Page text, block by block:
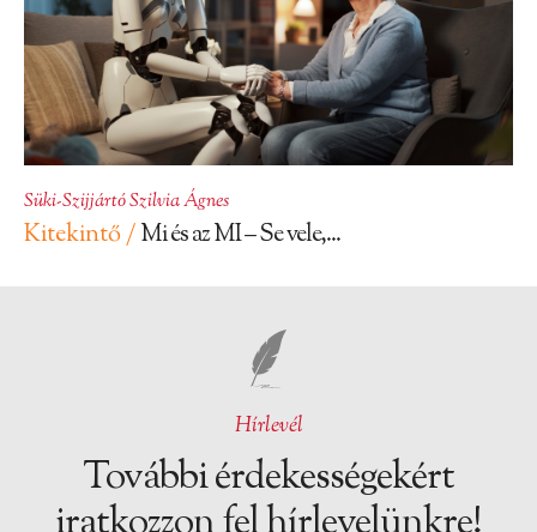
Süki-Szijjártó Szilvia Ágnes
Kitekintő /Mi és az MI – Se vele,...
Hírlevél
További érdekességekért